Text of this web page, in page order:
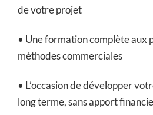
de votre projet
• Une formation complète aux
méthodes commerciales
• L’occasion de développer
long terme, sans apport